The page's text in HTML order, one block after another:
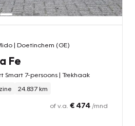
| Doetinchem (GE)
Fe
Smart 7-persoons | Trekhaak
24.837 km
of v.a. € 474 /mnd